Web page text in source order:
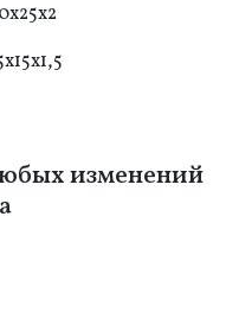
изменений